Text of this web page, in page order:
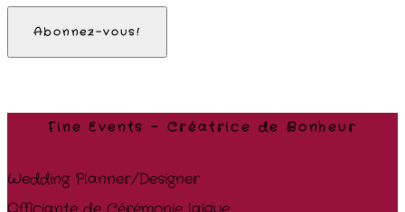
Fine Events – Créatrice de Bonheur
Wedding Planner/Designer